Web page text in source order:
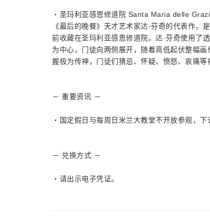
・圣玛利亚感恩修道院 Santa Maria delle
《最后的晚餐》天才艺术家达·芬奇的代表作，
前收藏在圣玛利亚感恩修道院。达·芬奇使用了
为中心，门徒向两侧展开，随着高低起伏整幅
握极为传神，门徒们猜忌、怀疑、愤怒、哀痛等
－ 重要资讯 －
・国定假日与每周日米兰大教堂不开放参观，下
－ 兑换方式 －
・请出示电子凭证。